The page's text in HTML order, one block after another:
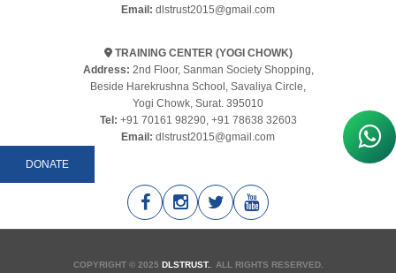
DONATE
Email: dlstrust2015@gmail.com
TRAINING CENTER (YOGI CHOWK)
Address: 2nd Floor, Sanman Society Shopping,
Beside Harekrushna School, Savaliya Circle,
Yogi Chowk, Surat. 395010
Tel: +91 70161 98290, +91 78638 32603
Email: dlstrust2015@gmail.com
COPYRIGHT © 2025 DLSTRUST. . ALL RIGHTS RESERVED.